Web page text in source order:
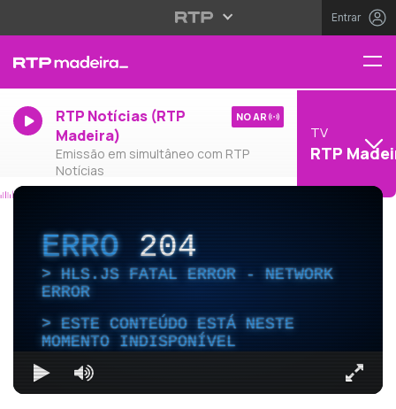
Entrar
RTP Notícias (RTP
Madeira)
Emissão em simultâneo com RTP
Notícias
NO AR
TV
RTP
ERRO204
HLS.JS FATAL ERROR - NETWORK
ERROR
ESTE CONTEÚDO ESTÁ NESTE
MOMENTO INDISPONÍVEL